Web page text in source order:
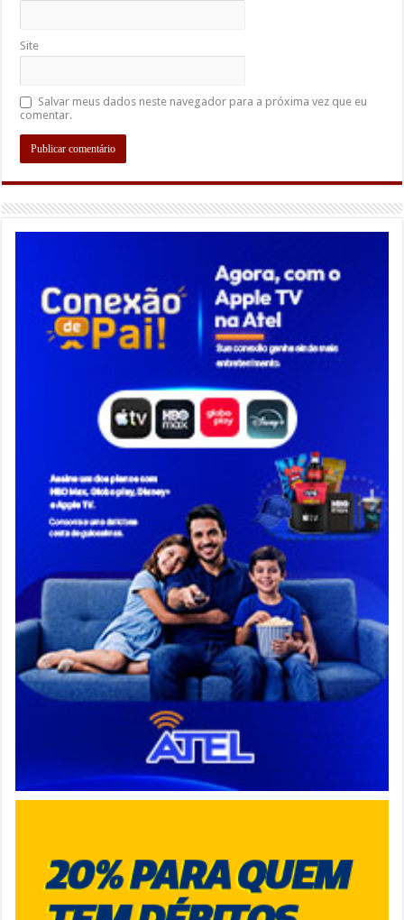
Site
Salvar meus dados neste navegador para a próxima vez que eu
comentar.